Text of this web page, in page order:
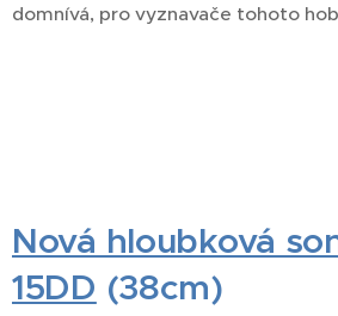
domnívá, pro vyznavače tohoto
Nová hloubková
15DD (38cm)